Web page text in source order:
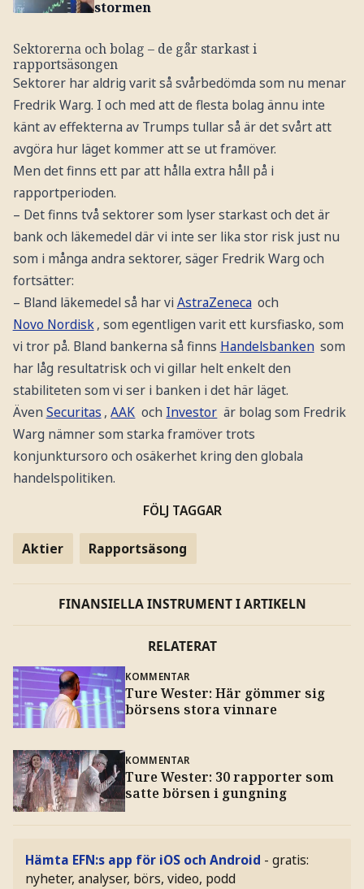
stormen
Sektorerna och bolag – de går starkast i
rapportsäsongen
Sektorer har aldrig varit så svårbedömda som nu menar
Fredrik Warg. I och med att de flesta bolag ännu inte
känt av effekterna av Trumps tullar så är det svårt att
avgöra hur läget kommer att se ut framöver.
Men det finns ett par att hålla extra håll på i
rapportperioden.
– Det finns två sektorer som lyser starkast och det är
bank och läkemedel där vi inte ser lika stor risk just nu
som i många andra sektorer, säger Fredrik Warg och
fortsätter:
– Bland läkemedel så har vi AstraZeneca och
Novo Nordisk , som egentligen varit ett kursfiasko, som
vi tror på. Bland bankerna så finns Handelsbanken som
har låg resultatrisk och vi gillar helt enkelt den
stabiliteten som vi ser i banken i det här läget.
Även Securitas ,AAK och Investor är bolag som Fredrik
Warg nämner som starka framöver trots
konjunktursoro och osäkerhet kring den globala
handelspolitiken.
FÖLJ TAGGAR
Aktier Rapportsäsong
FINANSIELLA INSTRUMENT I ARTIKELN
RELATERAT
KOMMENTAR
Ture Wester: Här gömmer sig
börsens stora vinnare
KOMMENTAR
Ture Wester: 30 rapporter som
satte börsen i gungning
Hämta EFN:s app för iOS och Android - gratis:
nyheter, analyser, börs, video, podd